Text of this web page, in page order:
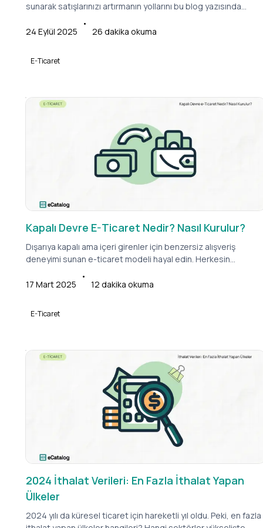
sunarak satışlarınızı artırmanın yollarını bu blog yazısında
24 Eylül 2025
•
26 dakika okuma
E-Ticaret
Kapalı Devre E-Ticaret Nedir? Nasıl Kurulur?
Dışarıya kapalı ama içeri girenler için benzersiz alışveriş
deneyimi sunan e-ticaret modeli hayal edin. Herkesin
kişiselleştirilmiş ürünlerle dolu alışveriş dünyası… İşte kapalı
17 Mart 2025
•
12 dakika okuma
E-Ticaret
2024 İthalat Verileri: En Fazla İthalat Yapan
Ülkeler
2024 yılı da küresel ticaret için hareketli yıl oldu. Peki, en fazla